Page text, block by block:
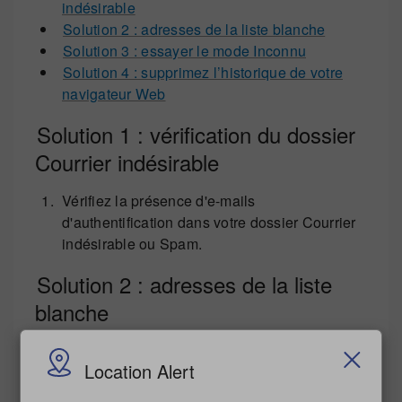
Location Alert
indésirable
Solution 2 : adresses de la liste blanche
Solution 3 : essayer le mode Inconnu
Solution 4 : supprimez l’historique de votre
navigateur Web
Solution 1 : vérification du dossier
Courrier indésirable
Vérifiez la présence d'e-mails
d'authentification dans votre dossier Courrier
indésirable ou Spam.
Solution 2 : adresses de la liste
blanche
Vérifiez auprès de votre service informatique
que les e-mails